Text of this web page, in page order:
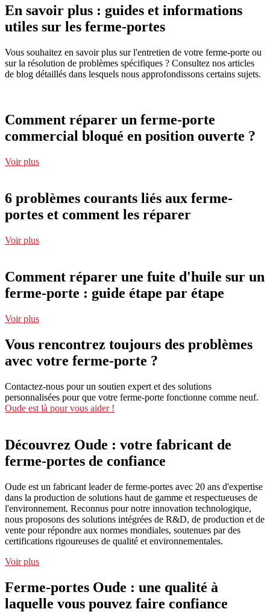
En savoir plus : guides et informations
utiles sur les ferme-portes
Vous souhaitez en savoir plus sur l'entretien de votre ferme-porte ou
sur la résolution de problèmes spécifiques ? Consultez nos articles
de blog détaillés dans lesquels nous approfondissons certains sujets.
Comment réparer un ferme-porte
commercial bloqué en position ouverte ?
Voir plus
6 problèmes courants liés aux ferme-
portes et comment les réparer
Voir plus
Comment réparer une fuite d'huile sur un
ferme-porte : guide étape par étape
Voir plus
Vous rencontrez toujours des problèmes
avec votre ferme-porte ?
Contactez-nous pour un soutien expert et des solutions
personnalisées pour que votre ferme-porte fonctionne comme neuf.
Oude est là pour vous aider !
Découvrez Oude : votre fabricant de
ferme-portes de confiance
Oude est un fabricant leader de ferme-portes avec 20 ans d'expertise
dans la production de solutions haut de gamme et respectueuses de
l'environnement. Reconnus pour notre innovation technologique,
nous proposons des solutions intégrées de R&D, de production et de
vente pour répondre aux normes mondiales, soutenues par des
certifications rigoureuses de qualité et environnementales.
Voir plus
Ferme-portes Oude : une qualité à
laquelle vous pouvez faire confiance